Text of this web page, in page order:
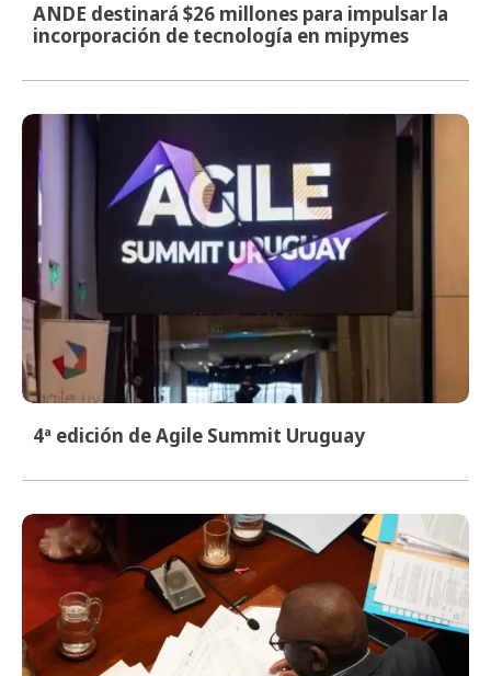
ANDE destinará $26 millones para impulsar la
incorporación de tecnología en mipymes
4ª edición de Agile Summit Uruguay